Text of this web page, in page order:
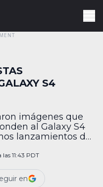
S4
imágenes que
al Galaxy S4
lanzamientos de
la semana
asiática,
las 11:43 PDT
en